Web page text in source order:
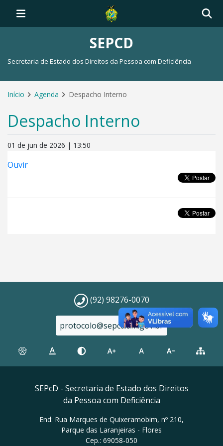
SEPCD
Secretaria de Estado dos Direitos da Pessoa com Deficiência
Início Agenda Despacho Interno
Despacho Interno
01 de jun de 2026 | 13:50
Ouvir
(92) 98276-0070
protocolo@sepcd.am.gov.br
SEPcD - Secretaria de Estado dos Direitos
da Pessoa com Deficiência
End: Rua Marques de Quixeramobim, nº 210,
Parque das Laranjeiras - Flores
Cep.: 69058-050